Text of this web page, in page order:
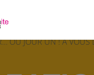
OU JOUR UN ! À VOUS